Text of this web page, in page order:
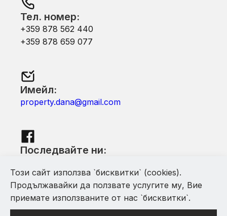
Тел. номер:
+359 878 562 440
+359 878 659 077
Имейл:
property.dana@gmail.com
Последвайте ни:
Този сайт използва `бисквитки` (cookies).
Продължавайки да ползвате услугите му, Вие
приемате използваните от нас `бисквитки`.